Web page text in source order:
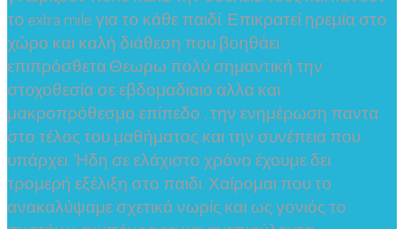
το extra mile για το κάθε παιδί. Επικρατεί ηρεμία στο
χώρο και καλή διάθεση που βοηθάει
επιπρόσθετα.Θεωρω πολύ σημαντική την
στοχοθεσία σε εβδομαδιαιο αλλα και
μακροπρόθεσμο επίπεδο , την ενημέρωση παντα
στο τέλος του μαθήματος και την συνέπεια που
υπάρχει. Ήδη σε ελάχιστο χρόνο έχουμε δει
τρομερή εξέλιξη στο παιδι. Χαίρομαι που το
ανακαλύψαμε σχετικά νωρίς και ως γονιός το